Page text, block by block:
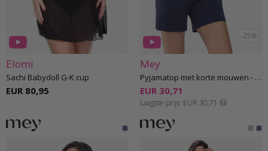
Elomi
Sachi Babydoll G-K cup
EUR 80,95
-25%
Mey
Pyjamatop met korte mouwen - Mey 05
EUR 30,71
Laagste prijs EUR 30,71